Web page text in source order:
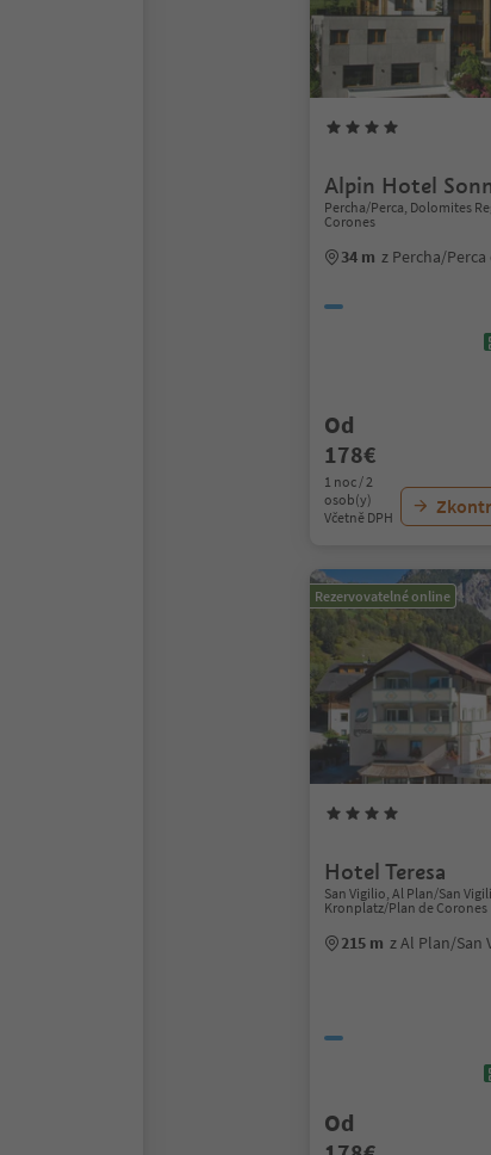
Alpin Hotel
Percha/Perca, Dolomites
Corones
34 m z Percha/
Od
178€
1 noc / 2
osob(y)
Včetně DPH
Rezervovatelné online
Hotel Teresa
San Vigilio, Al Plan/San
Kronplatz/Plan de Corones
215 m z Al Plan/San
Od